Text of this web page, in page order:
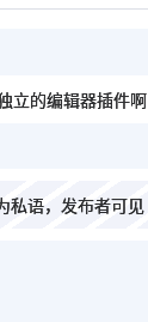
立的编辑器插件啊
私语，发布者可见